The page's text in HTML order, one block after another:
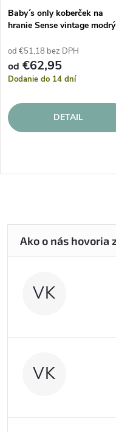
Baby´s only koberček na
hranie Sense vintage modrý
od €51,18 bez DPH
od €62,95
Dodanie do 14 dní
DETAIL
VK
VK